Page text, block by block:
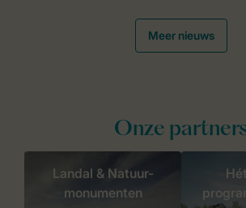
Meer nieuws
Onze
Landal & Natuur-
monumenten